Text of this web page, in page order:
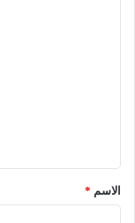
*الاسم *